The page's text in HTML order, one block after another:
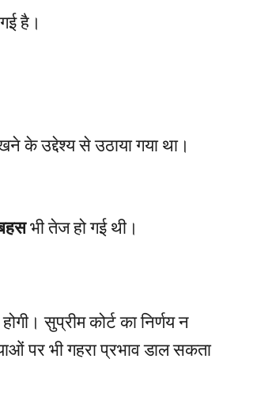
है।
के उद्देश्य से उठाया गया था।
भी तेज हो गई थी।
सुप्रीम कोर्ट का निर्णय न
पर भी गहरा प्रभाव डाल सकता